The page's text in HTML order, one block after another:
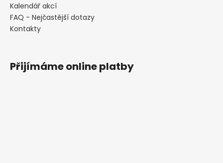
Kalendář akcí
FAQ - Nejčastější dotazy
Kontakty
Přijímáme online platby